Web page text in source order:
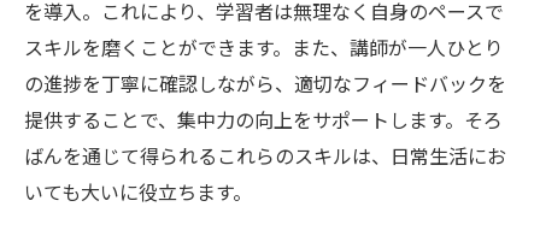
を導入。これにより、学習者は無理なく自身のペースで
スキルを磨くことができます。また、講師が一人ひとり
の進捗を丁寧に確認しながら、適切なフィードバックを
提供することで、集中力の向上をサポートします。そろ
ばんを通じて得られるこれらのスキルは、日常生活にお
いても大いに役立ちます。